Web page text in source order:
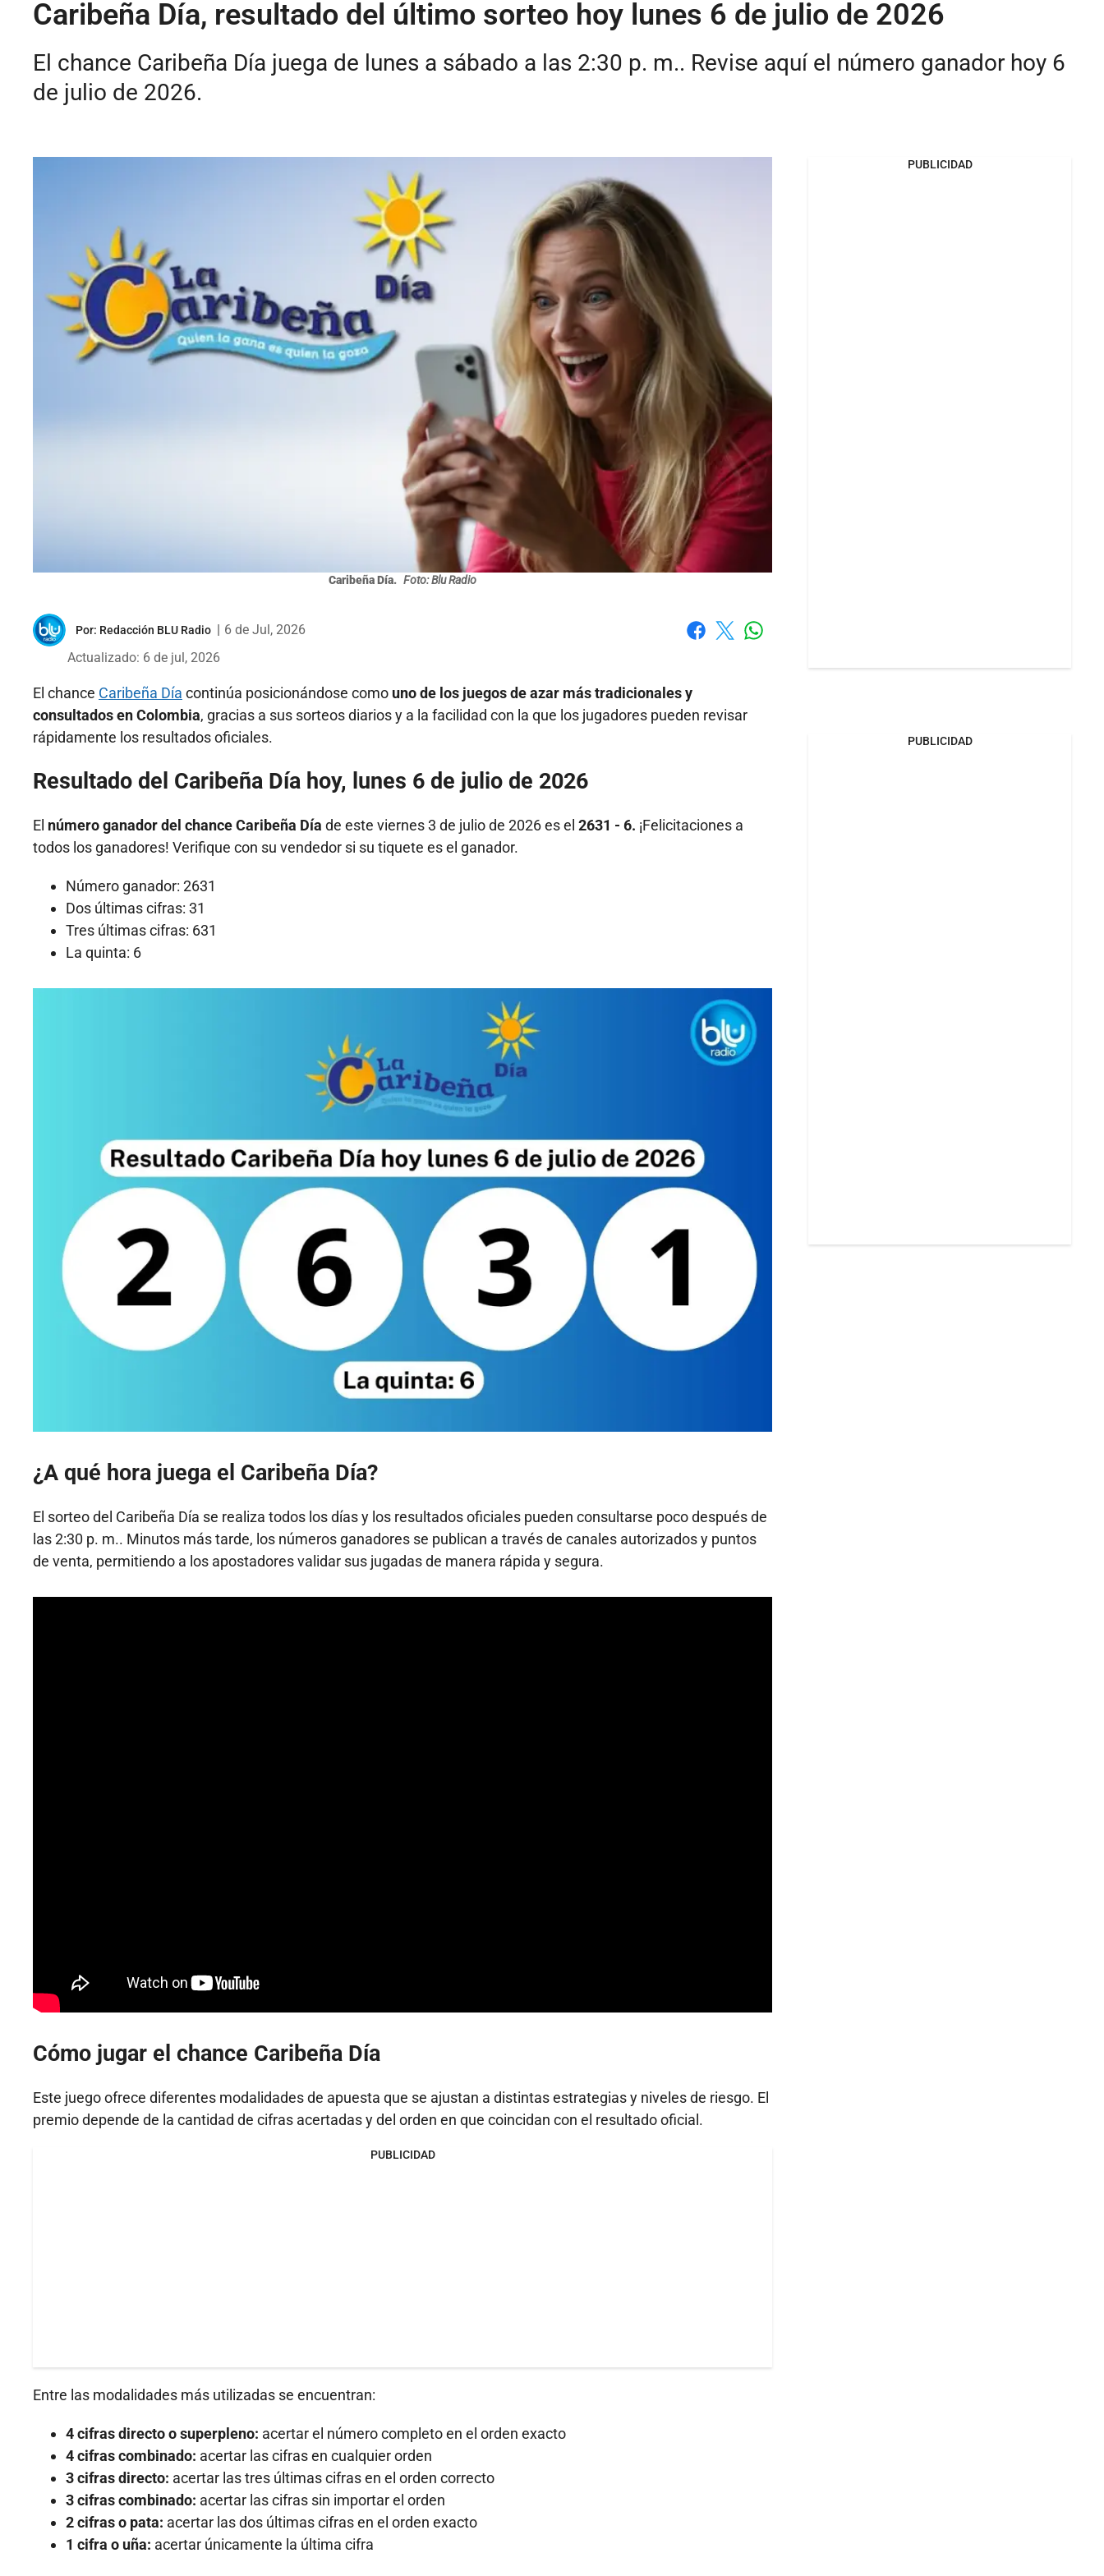
Caribeña Día, resultado del último sorteo hoy lunes 6 de julio de 2026
El chance Caribeña Día juega de lunes a sábado a las 2:30 p. m.. Revise aquí el número ganador hoy 6
de julio de 2026.
Caribeña Día. Foto: Blu Radio
Por: Redacción BLU Radio
6 de Jul, 2026
Actualizado: 6 de jul, 2026
El chance Caribeña Día continúa posicionándose como uno de los juegos de azar más tradicionales y
consultados en Colombia, gracias a sus sorteos diarios y a la facilidad con la que los jugadores pueden revisar
rápidamente los resultados oficiales.
Resultado del Caribeña Día hoy, lunes 6 de julio de 2026
El número ganador del chance Caribeña Día de este viernes 3 de julio de 2026 es el 2631 - 6. ¡Felicitaciones a
todos los ganadores! Verifique con su vendedor si su tiquete es el ganador.
Número ganador: 2631
Dos últimas cifras: 31
Tres últimas cifras: 631
La quinta: 6
¿A qué hora juega el Caribeña Día?
El sorteo del Caribeña Día se realiza todos los días y los resultados oficiales pueden consultarse poco después de
las 2:30 p. m.. Minutos más tarde, los números ganadores se publican a través de canales autorizados y puntos
de venta, permitiendo a los apostadores validar sus jugadas de manera rápida y segura.
Cómo jugar el chance Caribeña Día
Este juego ofrece diferentes modalidades de apuesta que se ajustan a distintas estrategias y niveles de riesgo. El
premio depende de la cantidad de cifras acertadas y del orden en que coincidan con el resultado oficial.
PUBLICIDAD
Entre las modalidades más utilizadas se encuentran:
4 cifras directo o superpleno: acertar el número completo en el orden exacto
4 cifras combinado: acertar las cifras en cualquier orden
3 cifras directo: acertar las tres últimas cifras en el orden correcto
3 cifras combinado: acertar las cifras sin importar el orden
2 cifras o pata: acertar las dos últimas cifras en el orden exacto
1 cifra o uña: acertar únicamente la última cifra
PUBLICIDAD
PUBLICIDAD